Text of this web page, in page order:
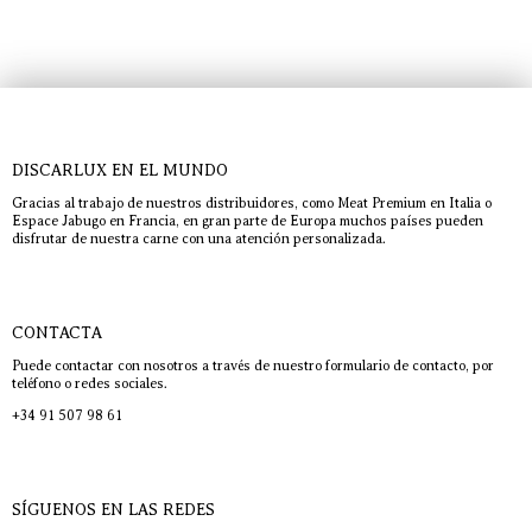
DISCARLUX EN EL MUNDO
Gracias al trabajo de nuestros distribuidores, como Meat Premium en Italia o
Espace Jabugo en Francia, en gran parte de Europa muchos países pueden
disfrutar de nuestra carne con una atención personalizada.
CONTACTA
Puede contactar con nosotros a través de nuestro formulario de contacto, por
teléfono o redes sociales.
+34 91 507 98 61
SÍGUENOS EN LAS REDES